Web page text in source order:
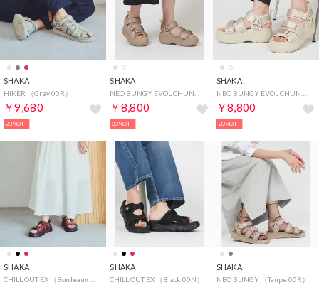
SHAKA
HIKER （Grey 00R）
￥9,680
20%OFF
SHAKA
￥8,800
20%OFF
SHAKA
￥8,800
20%OFF
SHAKA SHAKA
CHILL OUT EX （Black 00N）
SHAKA
NEO BUNGY （Taupe 00R）